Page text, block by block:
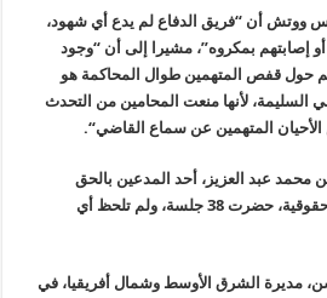
ووتش أن “فريق الدفاع لم يدع أي شهود،
إصابتهم بمكروه”، مشيرا إلى أن “وجود
حول قفص المتهمين طوال المحاكمة هو
السليمة، لأنها منعت المحامين من التحدث
المتهمين عن سماع القاضي“.
محمد عبد العزيز، أحد المدعين بالحق
المدني، قوله إن “5 منظمات حقوقية، حضرت 38 جلسة، ولم تلحظ أي
مديرة الشرق الأوسط وشمال أفريقيا، في